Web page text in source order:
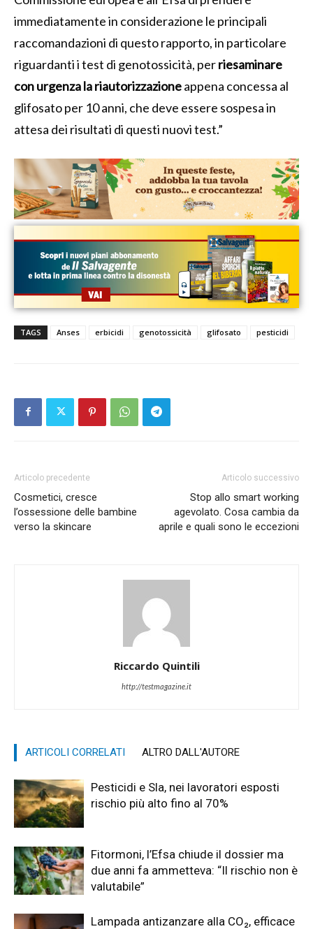
immediatamente in considerazione le principali
raccomandazioni di questo rapporto, in particolare
riguardanti i test di genotossicità, perriesaminare
con urgenza la riautorizzazioneappena concessa al
glifosato per 10 anni, che deve essere sospesa in
attesa dei risultati di questi nuovi test.”
TAGS Anses erbicidi genotossicità glifosato pesticidi
Articolo precedente
Cosmetici, cresce
l’ossessione delle bambine
verso la skincare
Articolo successivo
Stop allo smart working
agevolato. Cosa cambia da
aprile e quali sono le eccezioni
Riccardo Quintili
http://testmagazine.it
ARTICOLI CORRELATI ALTRO DALL'AUTORE
Pesticidi e Sla, nei lavoratori esposti
rischio più alto fino al 70%
Fitormoni, l’Efsa chiude il dossier ma
due anni fa ammetteva: “Il rischio non è
valutabile”
Lampada antizanzare alla CO₂, efficace